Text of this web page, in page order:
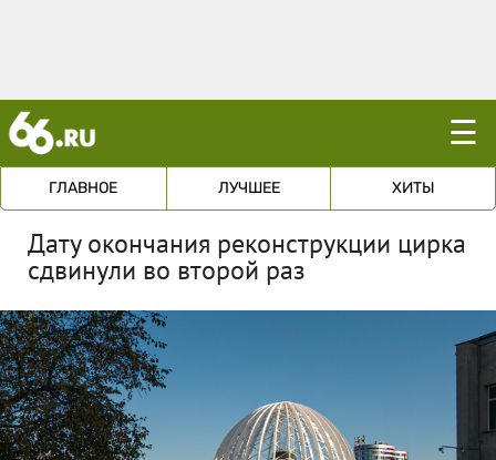
☰
ГЛАВНОЕ ЛУЧШЕЕ ХИТЫ
Дату окончания реконструкции цирка
сдвинули во второй раз